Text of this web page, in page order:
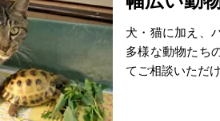
犬・猫に加え、
多様な動物たち
てご相談いただ